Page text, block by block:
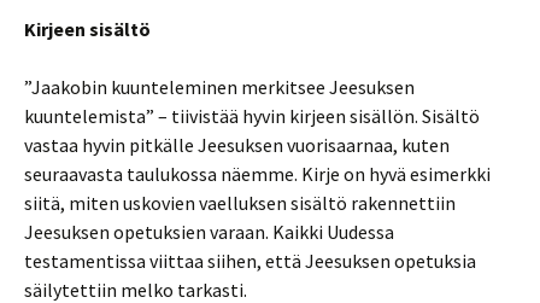
Kirjeen sisältö
”Jaakobin kuunteleminen merkitsee Jeesuksen
kuuntelemista” – tiivistää hyvin kirjeen sisällön. Sisältö
vastaa hyvin pitkälle Jeesuksen vuorisaarnaa, kuten
seuraavasta taulukossa näemme. Kirje on hyvä esimerkki
siitä, miten uskovien vaelluksen sisältö rakennettiin
Jeesuksen opetuksien varaan. Kaikki Uudessa
testamentissa viittaa siihen, että Jeesuksen opetuksia
säilytettiin melko tarkasti.